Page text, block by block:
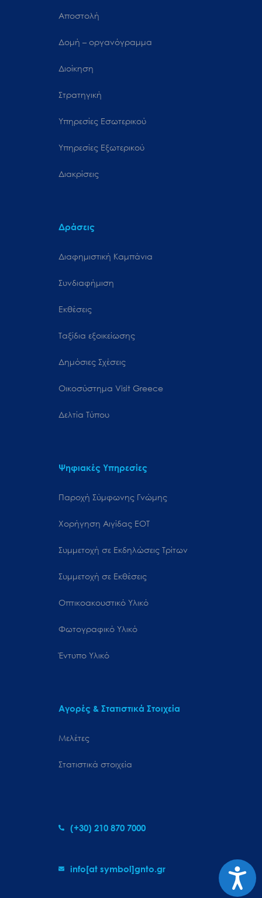
Αποστολή
Δομή – οργανόγραμμα
Διοίκηση
Στρατηγική
Υπηρεσίες Εσωτερικού
Υπηρεσίες Εξωτερικού
Διακρίσεις
Δράσεις
Διαφημιστική Καμπάνια
Συνδιαφήμιση
Εκθέσεις
Ταξίδια εξοικείωσης
Δημόσιες Σχέσεις
Oικοσύστημα Visit Greece
Δελτία Τύπου
Ψηφιακές Υπηρεσίες
Παροχή Σύμφωνης Γνώμης
Χορήγηση Αιγίδας ΕΟΤ
Συμμετοχή σε Εκδηλώσεις Τρίτων
Συμμετοχή σε Εκθέσεις
Οπτικοακουστικό Υλικό
Φωτογραφικό Υλικό
Έντυπο Υλικό
Αγορές & Στατιστικά Στοιχεία
Μελέτες
Στατιστικά στοιχεία
(+30) 210 870 7000
info[at symbol]gnto.gr